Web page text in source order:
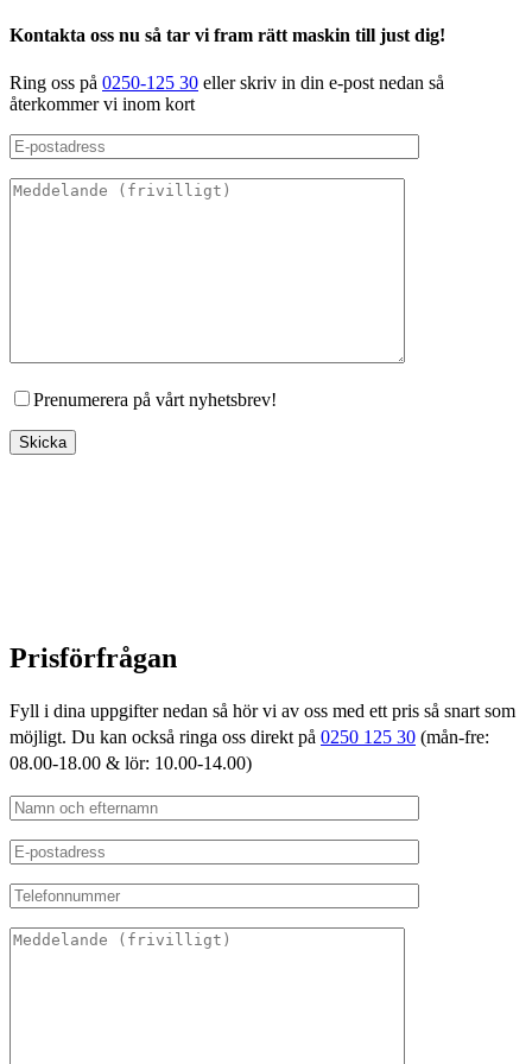
Kontakta oss nu så tar vi fram rätt maskin till just dig!
Ring oss på 0250-125 30 eller skriv in din e-post nedan så
återkommer vi inom kort
Prenumerera på vårt nyhetsbrev!
Prisförfrågan
Fyll i dina uppgifter nedan så hör vi av oss med ett pris så snart som
möjligt. Du kan också ringa oss direkt på 0250 125 30 (mån-fre:
08.00-18.00 & lör: 10.00-14.00)